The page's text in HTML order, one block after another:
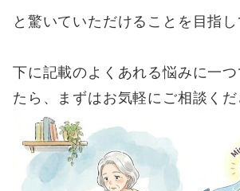
と驚いていただけることを目指し
下に記載のよくあれる悩みに一
たら、まずはお気軽にご相談くだ